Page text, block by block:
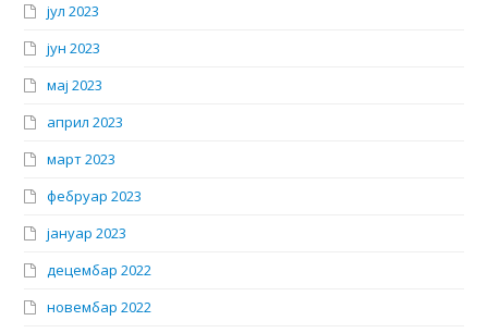
јул 2023
јун 2023
мај 2023
април 2023
март 2023
фебруар 2023
јануар 2023
децембар 2022
новембар 2022